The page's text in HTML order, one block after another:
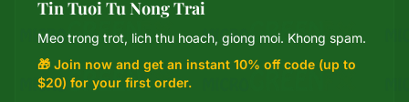
Tin Tuoi Tu Nong Trai
Meo trong trot, lich thu hoach, giong moi. Khong spam.
🎁 Join now and get an instant 10% off code (up to
$20) for your first order.
Mixie
trợ lý microGREEN FX